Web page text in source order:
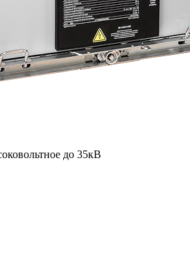
до 35кВ